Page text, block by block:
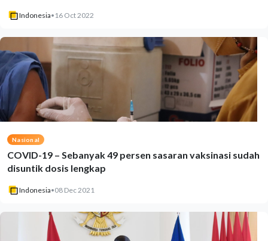
Indonesia• 16 Oct 2022
Nasional
COVID-19 – Sebanyak 49 persen sasaran vaksinasi sudah
disuntik dosis lengkap
Indonesia•08 Dec 2021